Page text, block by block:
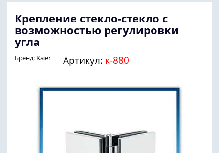
Крепление стекло-стекло с
возможностью регулировки
угла
Бренд: Kaier Артикул: к-880